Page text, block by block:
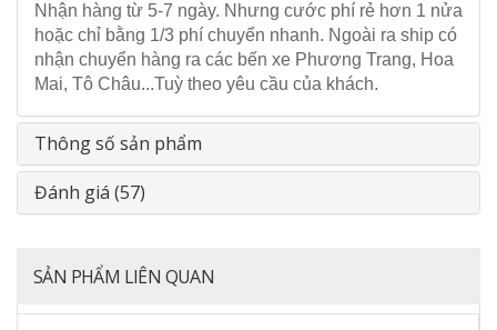
Nhận hàng từ 5-7 ngày. Nhưng cước phí rẻ hơn 1 nửa
hoặc chỉ bằng 1/3 phí chuyển nhanh. Ngoài ra ship có
nhận chuyển hàng ra các bến xe Phương Trang, Hoa
Mai, Tô Châu...Tuỳ theo yêu cầu của khách.
Thông số sản phẩm
Đánh giá (57)
SẢN PHẨM LIÊN QUAN